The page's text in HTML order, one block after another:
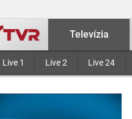
Televízia
Live 1 Live 2 Live 24